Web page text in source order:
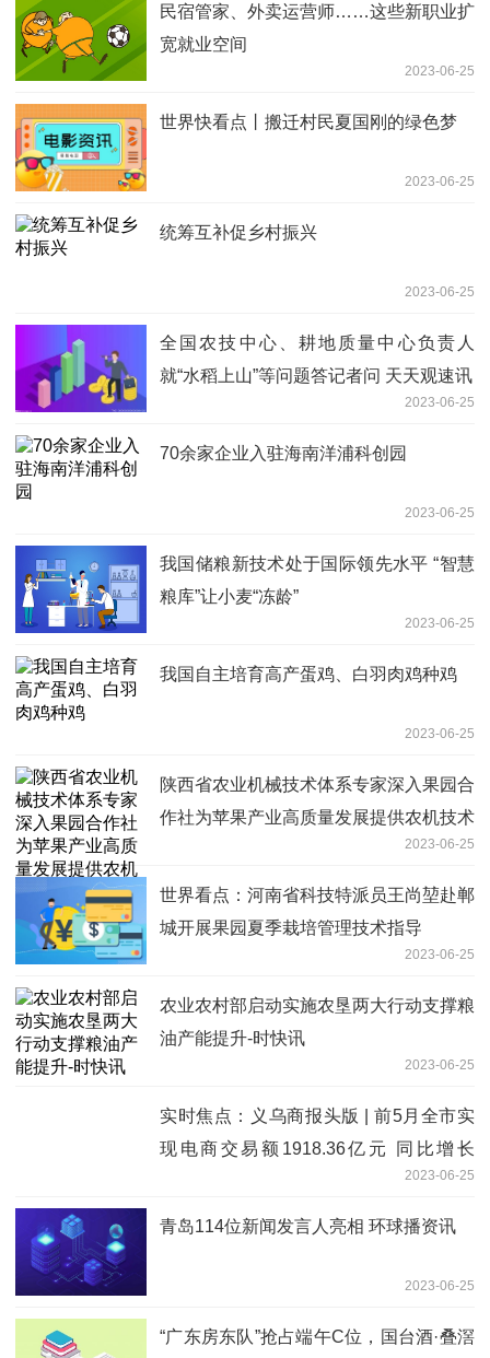
民宿管家、外卖运营师……这些新职业扩
宽就业空间
2023-06-25
世界快看点丨搬迁村民夏国刚的绿色梦
2023-06-25
统筹互补促乡村振兴
2023-06-25
全国农技中心、耕地质量中心负责人
就“水稻上山”等问题答记者问 天天观速讯
2023-06-25
70余家企业入驻海南洋浦科创园
2023-06-25
我国储粮新技术处于国际领先水平 “智慧
粮库”让小麦“冻龄”
2023-06-25
我国自主培育高产蛋鸡、白羽肉鸡种鸡
2023-06-25
陕西省农业机械技术体系专家深入果园合
作社为苹果产业高质量发展提供农机技术
2023-06-25
世界看点：河南省科技特派员王尚堃赴郸
城开展果园夏季栽培管理技术指导
2023-06-25
农业农村部启动实施农垦两大行动支撑粮
油产能提升-时快讯
2023-06-25
实时焦点：义乌商报头版 | 前5月全市实
现电商交易额1918.36亿元 同比增长
2023-06-25
青岛114位新闻发言人亮相 环球播资讯
2023-06-25
“广东房东队”抢占端午C位，国台酒·叠滘